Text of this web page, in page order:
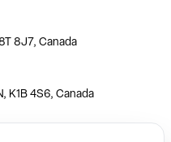
8J7, Canada
K1B 4S6, Canada